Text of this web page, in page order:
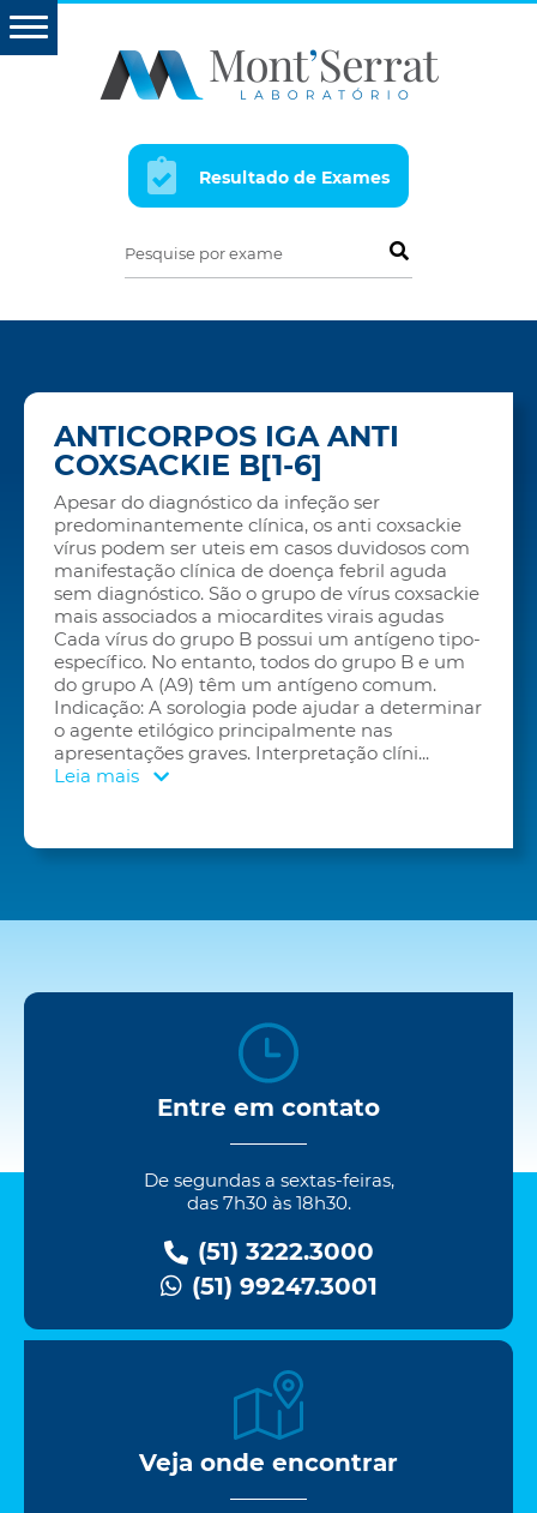
Resultado de Exames
Pesquise por exame
ANTICORPOS IGA ANTI
COXSACKIE B[1-6]
Apesar do diagnóstico da infeção ser
predominantemente clínica, os anti coxsackie
vírus podem ser uteis em casos duvidosos com
manifestação clínica de doença febril aguda
sem diagnóstico. São o grupo de vírus coxsackie
mais associados a miocardites virais agudas
Cada vírus do grupo B possui um antígeno tipo-
específico. No entanto, todos do grupo B e um
do grupo A (A9) têm um antígeno comum.
Indicação: A sorologia pode ajudar a determinar
o agente etilógico principalmente nas
apresentações graves. Interpretação clíni...
Leia mais
Entre em contato
De segundas a sextas-feiras,
das 7h30 às 18h30.
(51) 3222.3000
(51) 99247.3001
Veja onde encontrar